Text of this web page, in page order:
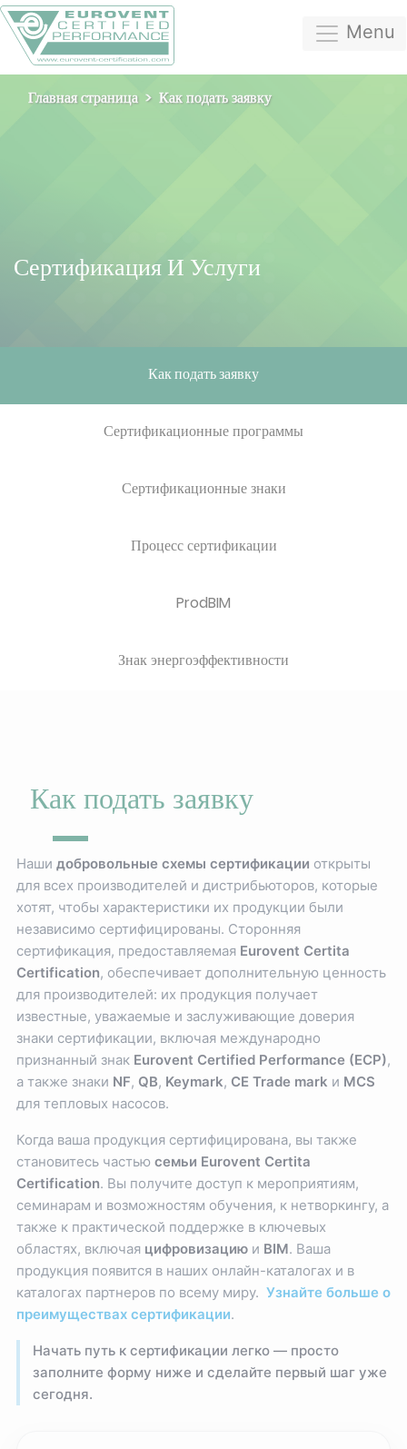
Menu
Главная страница Как подать заявку
Сертификация И Услуги
Как подать заявку
Сертификационные программы
Сертификационные знаки
Процесс сертификации
ProdBIM
Знак энергоэффективности
Как подать заявку
Наши добровольные схемы сертификации открыты
для всех производителей и дистрибьюторов, которые
хотят, чтобы характеристики их продукции были
независимо сертифицированы. Сторонняя
сертификация, предоставляемая Eurovent Certita
Certification, обеспечивает дополнительную ценность
для производителей: их продукция получает
известные, уважаемые и заслуживающие доверия
знаки сертификации, включая международно
признанный знак Eurovent Certified Performance (ECP),
а также знаки NF, QB, Keymark, CE Trade mark и MCS
для тепловых насосов.
Когда ваша продукция сертифицирована, вы также
становитесь частью семьи Eurovent Certita
Certification. Вы получите доступ к мероприятиям,
семинарам и возможностям обучения, к нетворкингу, а
также к практической поддержке в ключевых
областях, включая цифровизациюи BIM. Ваша
продукция появится в наших онлайн-каталогах и в
каталогах партнеров по всему миру. Узнайте больше о
преимуществах сертификации.
Начать путь к сертификации легко — просто
заполните форму ниже и сделайте первый шаг уже
сегодня.